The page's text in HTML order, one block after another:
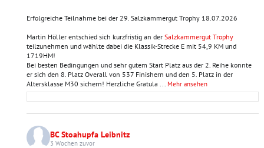
Erfolgreiche Teilnahme bei der 29. Salzkammergut Trophy 18.07.2026
Martin Höller entschied sich kurzfristig an der Salzkammergut Trophy
teilzunehmen und wählte dabei die Klassik-Strecke E mit 54,9 KM und
1719HM!
Bei besten Bedingungen und sehr gutem Start Platz aus der 2. Reihe konnte
er sich den 8. Platz Overall von 537 Finishern und den 5. Platz in der
Altersklasse M30 sichern! Herzliche Gratula ... Mehr ansehen
BC Stoahupfa Leibnitz
3 Wochen zuvor